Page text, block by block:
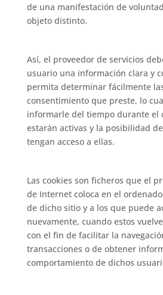
de una manifestación de
objeto distinto.
Así, el proveedor de servicios
usuario una información clara y
permita determinar fácilmente
consentimiento que preste, lo
informarle del tiempo durante el
estarán activas y la posibilidad
tengan acceso a ellas.
Las cookies son ficheros que el
de Internet coloca en el
de dicho sitio y a los que puede
nuevamente, cuando estos
con el fin de facilitar la
transacciones o de obtener
comportamiento de dichos